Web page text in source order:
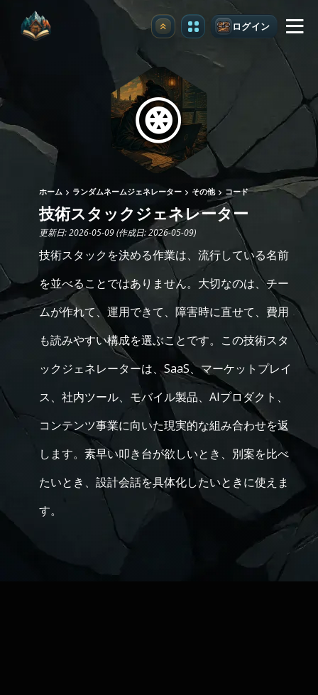
アップグレード ログイン
ホーム ランダムネームジェネレーター その他 コード
技術スタックジェネレーター
更新日: 2026-05-09 (作成日: 2026-05-09)
技術スタックを決める作業は、流行している名前
を並べることではありません。大切なのは、チー
ムが作れて、運用できて、障害時に直せて、費用
も読みやすい構成を選ぶことです。この技術スタ
ックジェネレーターは、SaaS、マーケットプレイ
ス、社内ツール、モバイル製品、AIプロダクト、
コンテンツ事業に向いた現実的な組み合わせを返
します。素早い叩き台が欲しいとき、別案を比べ
たいとき、設計会話を具体化したいときに使えま
す。